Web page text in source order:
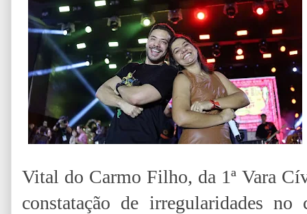
Vital do Carmo Filho, da 1ª Vara
constatação de irregularidades